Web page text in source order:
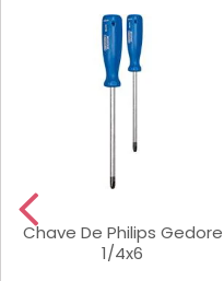
Chave De Philips Gedore
1/4x6